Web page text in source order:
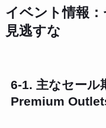
イベント情報
見逃すな
6-1. 主なセール
Premium